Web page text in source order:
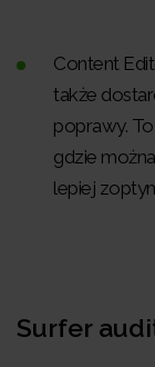
Content
także
poprawy.
gdzie
lepiej
Surfer